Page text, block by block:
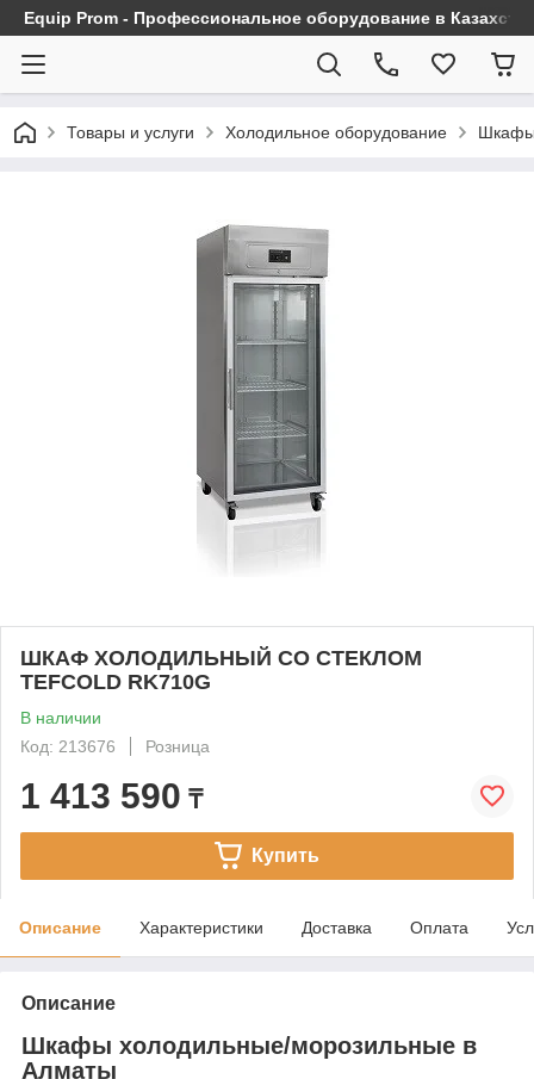
Equip Prom - Профессиональное оборудование в
Товары и услуги Холодильное оборудование Шкафы
ШКАФ ХОЛОДИЛЬНЫЙ СО СТЕКЛОМ
TEFCOLD RK710G
В наличии
Код: 213676
Розница
1 413 590 ₸
Купить
Описание Характеристики Доставка Оплата
Описание
Шкафы холодильные/морозильные в
Алматы